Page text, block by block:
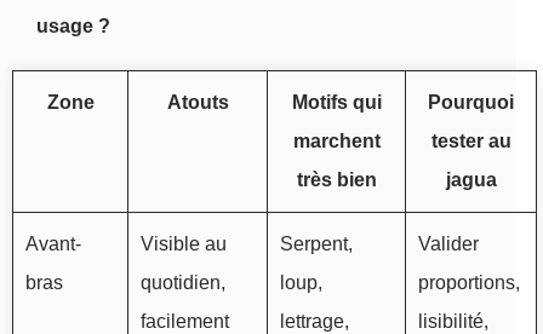
usage ?
Zone Atouts
Motifs qui
marchent
très bien
Pourquoi
tester au
jagua
Avant-
bras
Visible au
quotidien,
facilement
Serpent,
loup,
lettrage,
Valider
proportions,
lisibilité,